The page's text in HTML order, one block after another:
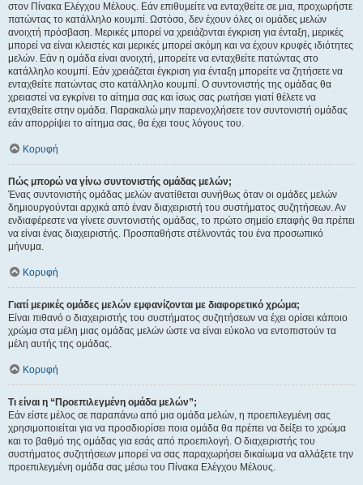
στον Πίνακα Ελέγχου Μέλους. Εάν επιθυμείτε να ενταχθείτε σε μια, προχωρήστε
πατώντας το κατάλληλο κουμπί. Ωστόσο, δεν έχουν όλες οι ομάδες μελών
ανοιχτή πρόσβαση. Μερικές μπορεί να χρειάζονται έγκριση για ένταξη, μερικές
μπορεί να είναι κλειστές και μερικές μπορεί ακόμη και να έχουν κρυφές ιδιότητες
μελών. Εάν η ομάδα είναι ανοιχτή, μπορείτε να ενταχθείτε πατώντας στο
κατάλληλο κουμπί. Εάν χρειάζεται έγκριση για ένταξη μπορείτε να ζητήσετε να
ενταχθείτε πατώντας στο κατάλληλο κουμπί. Ο συντονιστής της ομάδας θα
χρειαστεί να εγκρίνει το αίτημα σας και ίσως σας ρωτήσει γιατί θέλετε να
ενταχθείτε στην ομάδα. Παρακαλώ μην παρενοχλήσετε τον συντονιστή ομάδας
εάν απορρίψει το αίτημα σας, θα έχει τους λόγους του.
Κορυφή
Πώς μπορώ να γίνω συντονιστής ομάδας μελών;
Ένας συντονιστής ομάδας μελών ανατίθεται συνήθως όταν οι ομάδες μελών
δημιουργούνται αρχικά από έναν διαχειριστή του συστήματος συζητήσεων. Αν
ενδιαφέρεστε να γίνετε συντονιστής ομάδας, το πρώτο σημείο επαφής θα πρέπει
να είναι ένας διαχειριστής. Προσπαθήστε στέλνοντάς του ένα προσωπικό
μήνυμα.
Κορυφή
Γιατί μερικές ομάδες μελών εμφανίζονται με διαφορετικό χρώμα;
Είναι πιθανό ο διαχειριστής του συστήματος συζητήσεων να έχει ορίσει κάποιο
χρώμα στα μέλη μιας ομάδας μελών ώστε να είναι εύκολο να εντοπιστούν τα
μέλη αυτής της ομάδας.
Κορυφή
Τι είναι η “Προεπιλεγμένη ομάδα μελών”;
Εάν είστε μέλος σε παραπάνω από μια ομάδα μελών, η προεπιλεγμένη σας
χρησιμοποιείται για να προσδιορίσει ποια ομάδα θα πρέπει να δείξει το χρώμα
και το βαθμό της ομάδας για εσάς από προεπιλογή. Ο διαχειριστής του
συστήματος συζητήσεων μπορεί να σας παραχωρήσει δικαίωμα να αλλάξετε την
προεπιλεγμένη ομάδα σας μέσω του Πίνακα Ελέγχου Μέλους.